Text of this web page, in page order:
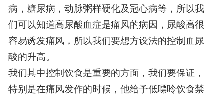
病，糖尿病，动脉粥样硬化及冠心病等，所以我
们可以知道高尿酸血症是痛风的病因，尿酸高很
容易诱发痛风，所以我们要想方设法的控制血尿
酸的升高。
我们其中控制饮食是重要的方面，我们要保证，
特别是在痛风发作的时候，他给予低嘌呤饮食禁